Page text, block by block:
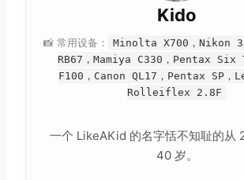
Kido
📸 常用设备：
Minolta X700，Nikon
RB67，Mamiya C330，Pentax Six
F100，Canon QL17，Pentax SP，
Rolleiflex 2.8F
一个 LikeAKid 的名字恬不知耻的从
40 岁。